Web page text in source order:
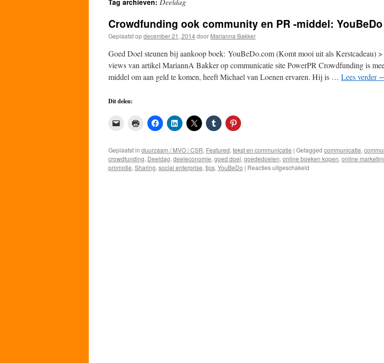
inhoud
Tag archieven:
Crowdfunding ook community en PR -middel: YouBeDo
Geplaatst opdecember 21, 2014door Marianna Bakker
Goed Doel steunen bij aankoop boek: YouBeDo.com (Komt mooi uit als Kerstcadeau)
views van artikel MariannA Bakker op communicatie site PowerPR Crowdfunding is
middel om aan geld te komen, heeft Michael van Loenen ervaren. Hij is … Lees verder
Dit delen:
Geplaatst in duurzaam / MVO / CSR, Featured, tekst en communicatie | Getagged communicatie,
crowdfunding, Deeldag, deeleconomie, goed doel, goededoelen, online boeken kopen, online
promotie, Sharing, social enterprise, tips, YouBeDo | Reacties uitgeschakeld